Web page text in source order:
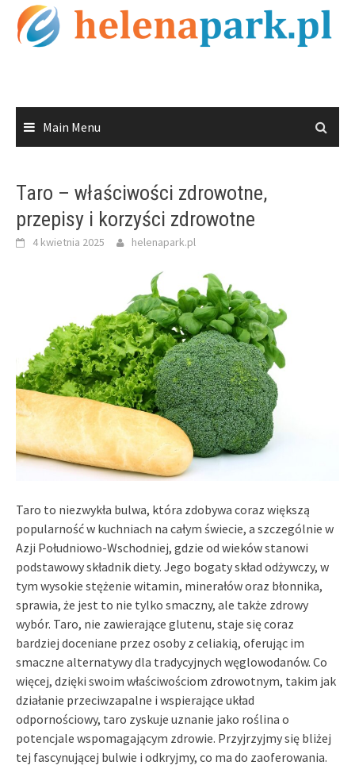
Skip
content
Main Menu
Taro – właściwości zdrowotne,
przepisy i korzyści zdrowotne
4 kwietnia 2025 helenapark.pl
Taro to niezwykła bulwa, która zdobywa coraz większą
popularność w kuchniach na całym świecie, a szczególnie w
Azji Południowo-Wschodniej, gdzie od wieków stanowi
podstawowy składnik diety. Jego bogaty skład odżywczy, w
tym wysokie stężenie witamin, minerałów oraz błonnika,
sprawia, że jest to nie tylko smaczny, ale także zdrowy
wybór. Taro, nie zawierające glutenu, staje się coraz
bardziej doceniane przez osoby z celiakią, oferując im
smaczne alternatywy dla tradycyjnych węglowodanów. Co
więcej, dzięki swoim właściwościom zdrowotnym, takim jak
działanie przeciwzapalne i wspierające układ
odpornościowy, taro zyskuje uznanie jako roślina o
potencjale wspomagającym zdrowie. Przyjrzyjmy się bliżej
tej fascynującej bulwie i odkryjmy, co ma do zaoferowania.